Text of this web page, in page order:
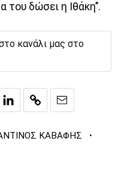
δώσει η Ιθάκη’’.
κανάλι μας στο
ΚΑΒΑΦΗΣ ·